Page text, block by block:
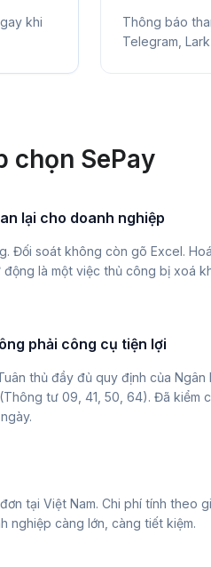
khi
Thông báo
Telegram,
chọn SePay
lại cho doanh nghiệp
Đối soát không còn gõ Excel.
là một việc thủ công bị xoá
phải công cụ tiện lợi
thủ đầy đủ quy định của Ngân
tư 09, 41, 50, 64). Đã kiểm
tại Việt Nam. Chi phí tính theo
nghiệp càng lớn, càng tiết kiệm.